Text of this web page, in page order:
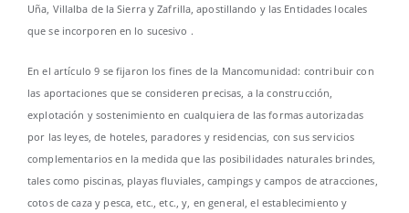
Uña, Villalba de la Sierra y Zafrilla, apostillando y las Entidades locales
que se incorporen en lo sucesivo .
En el artículo 9 se fijaron los fines de la Mancomunidad: contribuir con
las aportaciones que se consideren precisas, a la construcción,
explotación y sostenimiento en cualquiera de las formas autorizadas
por las leyes, de hoteles, paradores y residencias, con sus servicios
complementarios en la medida que las posibilidades naturales brindes,
tales como piscinas, playas fluviales, campings y campos de atracciones,
cotos de caza y pesca, etc., etc., y, en general, el establecimiento y